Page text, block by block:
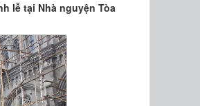
lễ tại Nhà nguyện Tòa